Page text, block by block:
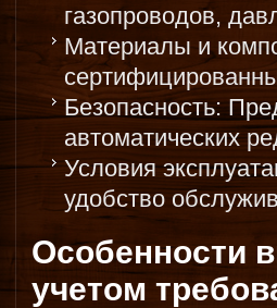
газопроводов,
Материалы и
Безопасность:
автоматических
Условия
удобство
Особенности
учетом